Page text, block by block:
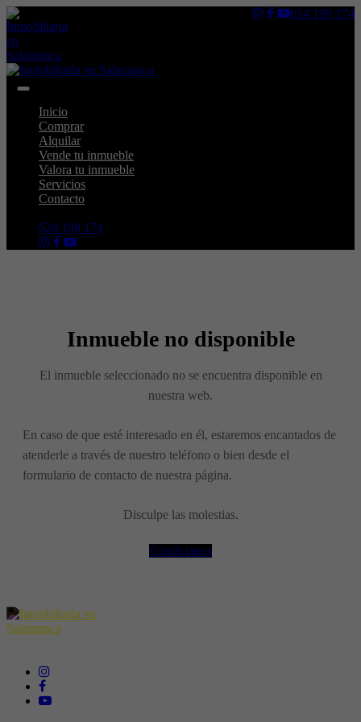
624 199 174
Toggle
navigation
Inicio
Comprar
Alquilar
Vende tu inmueble
Valora tu inmueble
Servicios
Contacto
624 199 174
Inmueble no disponible
El inmueble seleccionado no se encuentra disponible en
nuestra web.
En caso de que esté interesado en él, estaremos encantados de
atenderle a través de nuestro teléfono o bien desde el
formulario de contacto de nuestra página.
Disculpe las molestias.
Contáctanos